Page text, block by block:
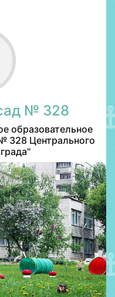
№ 328
образовательное
328 Центрального